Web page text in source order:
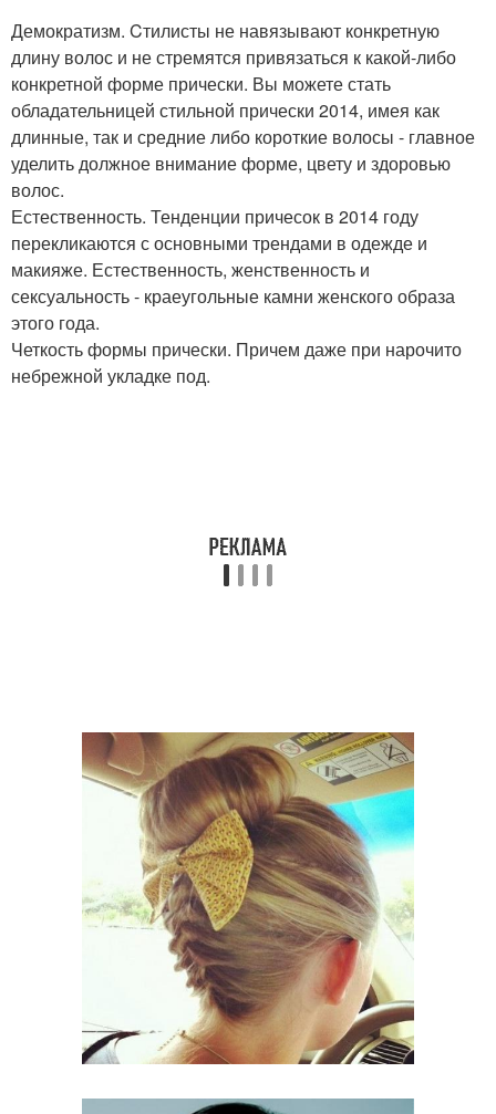
Демократизм. Cтилисты не навязывают конкретную
длину волос и не стремятся привязаться к какой-либо
конкретной форме прически. Вы можете стать
обладательницей стильной прически 2014, имея как
длинные, так и средние либо короткие волосы - главное
уделить должное внимание форме, цвету и здоровью
волос.
Естественность. Тенденции причесок в 2014 году
перекликаются с основными трендами в одежде и
макияже. Естественность, женственность и
сексуальность - краеугольные камни женского образа
этого года.
Четкость формы прически. Причем даже при нарочито
небрежной укладке под.